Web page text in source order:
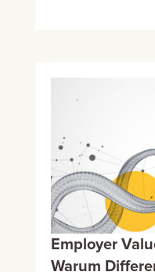
Employer
Warum